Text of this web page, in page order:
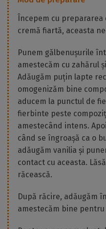
Începem cu
cremă fiartă, aceasta
Punem gălbenușurile
amestecăm cu zahărul
Adăugăm puțin lapte
omogenizăm bine
aducem la punctul de
fierbinte peste
amestecând intens.
când se îngroașă ca o
adăugăm vanilia și
contact cu aceasta.
răcească.
După răcire, adăugăm
amestecăm bine